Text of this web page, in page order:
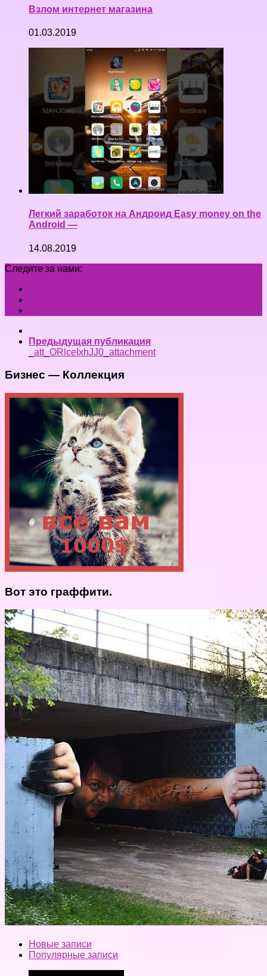
Взлом интернет магазина
01.03.2019
Легкий заработок на Андроид Easy money on the
Android —
14.08.2019
Следите за нами:
Предыдущая публикация
_att_ORlceIxhJJ0_attachment
Бизнес — Коллекция
Вот это граффити.
Новые записи
Популярные записи